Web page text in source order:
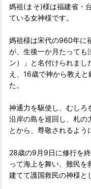
媽祖(まそ)様は福建省・
ている女神様です。
媽祖様は宋代の960年に
が、生後一か月たっても
ン）」と名付けられま
え、16歳で神から教え
た。
神通力を駆使し、むしろ
沿岸の島を巡回し、札の
とから、尊敬されるよう
28歳の9月9日に修行を
って海上を舞い、難民
建てて護国救民の神様と